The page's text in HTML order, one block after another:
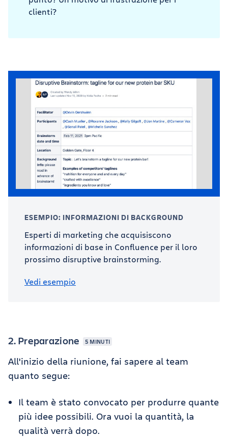
clienti?
ESEMPIO: INFORMAZIONI DI BACKGROUND
Esperti di marketing che acquisiscono
informazioni di base in Confluence per il loro
prossimo disruptive brainstorming.
Vedi esempio
2. Preparazione 5 MINUTI
All'inizio della riunione, fai sapere al team
quanto segue:
Il team è stato convocato per produrre quante
più idee possibili. Ora vuoi la quantità, la
qualità verrà dopo.